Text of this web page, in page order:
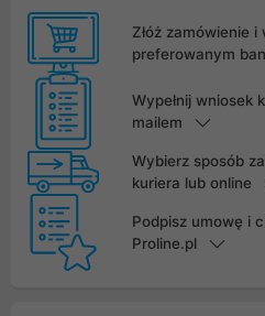
Złóż zamówienie
preferowanym
Wypełnij wniosek
mailem
Wybierz sposób
kuriera lub online
Podpisz umowę i
Proline.pl